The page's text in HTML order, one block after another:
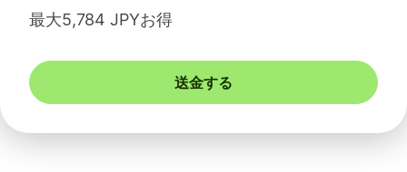
最大5,784 JPYお得
送金する